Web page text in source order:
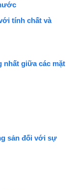
tính chất và
nhất giữa các mặt
sản đối với sự